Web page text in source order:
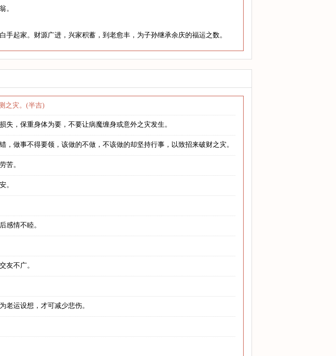
。
起家。财源广进，兴家积蓄，到老愈丰，为子孙继承余庆的福运之数。
之灾。(半吉)
，保重身体为要，不要让病魔缠身或意外之灾发生。
做事不得要领，该做的不做，不该做的却坚持行事，以致招来破财之灾。
苦。
。
感情不睦。
友不广。
老运设想，才可减少悲伤。